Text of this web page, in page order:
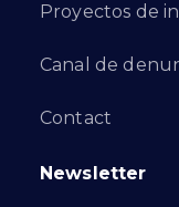
Proyectos de
Canal de
Contact
Newsletter